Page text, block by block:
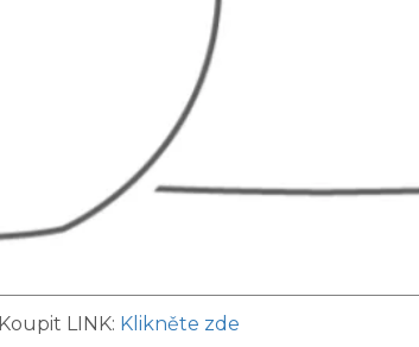
Koupit LINK: Klikněte zde